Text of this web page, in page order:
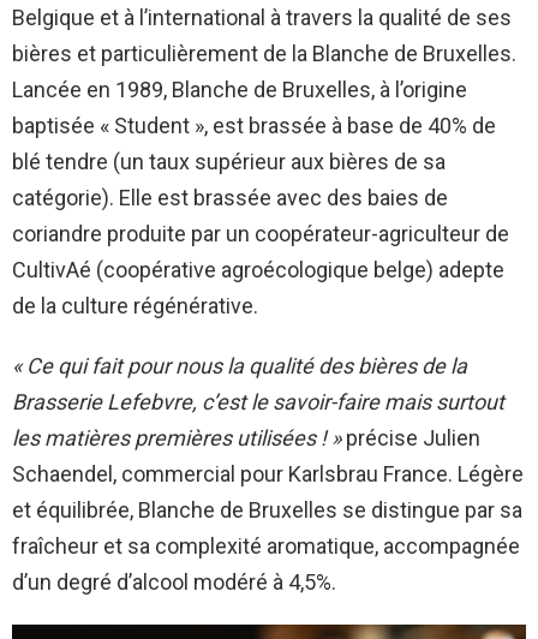
Belgique et à l’international à travers la qualité de ses
bières et particulièrement de la Blanche de Bruxelles.
Lancée en 1989, Blanche de Bruxelles, à l’origine
baptisée « Student », est brassée à base de 40% de
blé tendre (un taux supérieur aux bières de sa
catégorie). Elle est brassée avec des baies de
coriandre produite par un coopérateur-agriculteur de
CultivAé (coopérative agroécologique belge) adepte
de la culture régénérative.
« Ce qui fait pour nous la qualité des bières de la
Brasserie Lefebvre, c’est le savoir-faire mais surtout
les matières premières utilisées ! »précise Julien
Schaendel, commercial pour Karlsbrau France. Légère
et équilibrée, Blanche de Bruxelles se distingue par sa
fraîcheur et sa complexité aromatique, accompagnée
d’un degré d’alcool modéré à 4,5%.